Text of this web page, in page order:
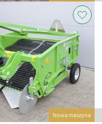
Nowa maszyna